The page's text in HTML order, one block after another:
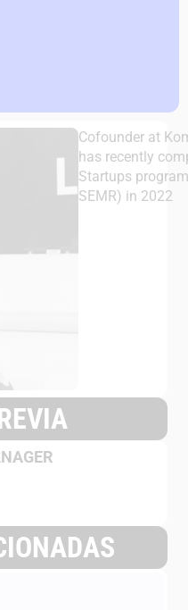
Cofounder at
has recently
Startups
SEMR) in 2022